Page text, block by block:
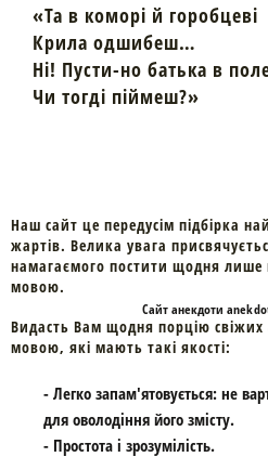
«Та в коморі й горобцеві
Крила одшибеш…
Ні! Пусти-но батька в
Чи тогді піймеш?»
Наш сайт це передусім підбірка
жартів. Велика увага
намагаємого постити щодня лише
мовою.
Cайтанекдоти
Видасть Вам щодня порцію свіжих
мовою, які мають такі якості:
- Легко запам'ятовується: не
для оволодіння його змісту.
- Простота і зрозумілість.